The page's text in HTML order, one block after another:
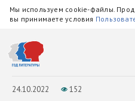
Мы используем cookie-файлы.
вы принимаете условия
24.10.2022 152